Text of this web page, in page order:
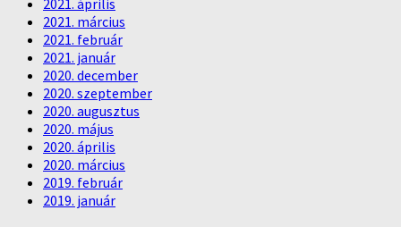
2021. március
2021. február
2021. január
2020. december
2020. szeptember
2020. augusztus
2020. május
2020. április
2020. március
2019. február
2019. január